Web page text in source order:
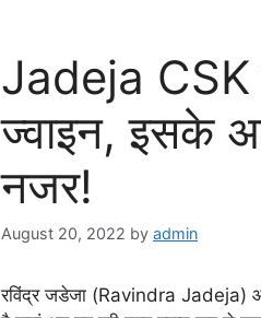
Jadeja
ज्वाइन, इसके
नजर!
August 20, 2022 by admin
रविंद्र जडेजा (Ravindra Jadeja)